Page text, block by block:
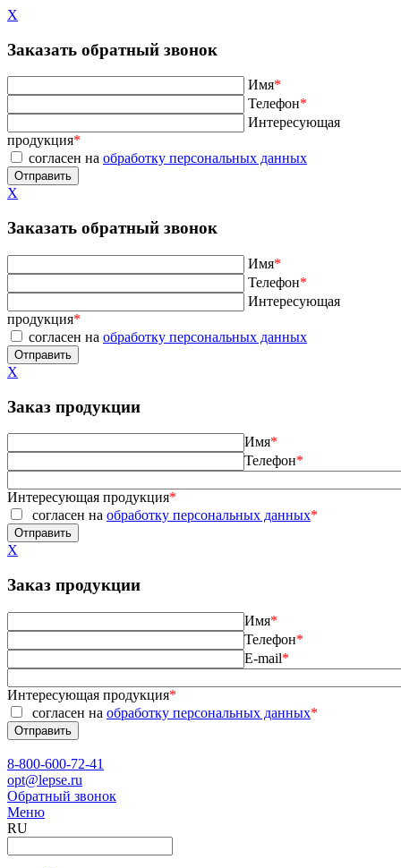
X
Заказать обратный звонок
Имя*
Телефон*
Интересующая
продукция*
согласен на обработку персональных данных
X
Заказать обратный звонок
Имя*
Телефон*
Интересующая
продукция*
согласен на обработку персональных данных
X
Заказ продукции
Имя*
Телефон*
Интересующая продукция*
согласен на обработку персональных данных*
X
Заказ продукции
Имя*
Телефон*
E-mail*
Интересующая продукция*
согласен на обработку персональных данных*
8-800-600-72-41
opt@lepse.ru
Обратный звонок
Меню
RU